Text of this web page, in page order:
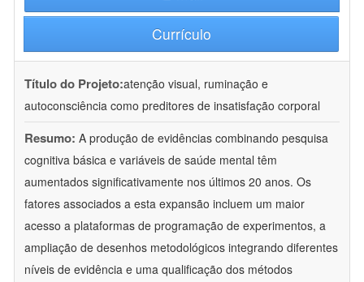
Currículo
Título do Projeto:atenção visual, ruminação e
autoconsciência como preditores de insatisfação corporal
Resumo: A produção de evidências combinando pesquisa
cognitiva básica e variáveis de saúde mental têm
aumentados significativamente nos últimos 20 anos. Os
fatores associados a esta expansão incluem um maior
acesso a plataformas de programação de experimentos, a
ampliação de desenhos metodológicos integrando diferentes
níveis de evidência e uma qualificação dos métodos